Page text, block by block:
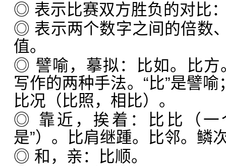
◎ 表示比赛双方胜负的对比
◎ 表示两个数字之间的倍数
值。
◎ 譬喻，摹拟：比如。比方
写作的两种手法。“比”是譬
比况（比照，相比）。
◎ 靠近，挨着：比比（一
是”）。比肩继踵。比邻。鳞
◎ 和，亲：比顺。